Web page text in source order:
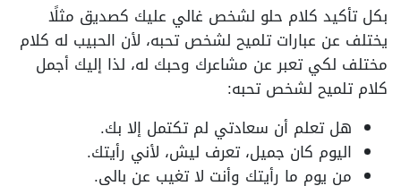
بكل تأكيد كلام حلو لشخص غالي عليك كصديق مثلًا
يختلف عن عبارات تلميح لشخص تحبه، لأن الحبيب له كلام
مختلف لكي تعبر عن مشاعرك وحبك له، لذا إليك أجمل
كلام تلميح لشخص تحبه:
هل تعلم أن سعادتي لم تكتمل إلا بك.
اليوم كان جميل، تعرف ليش، لأني رأيتك.
من يوم ما رأيتك وأنت لا تغيب عن بالي.